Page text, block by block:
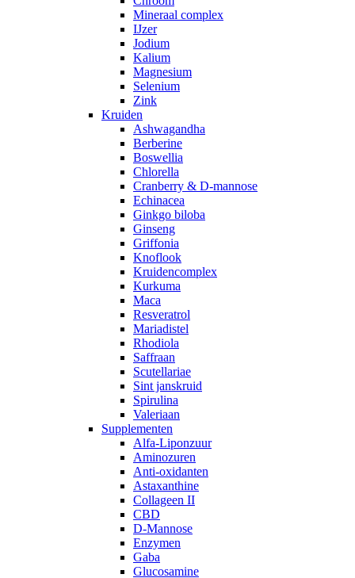
Mineraal complex
IJzer
Jodium
Kalium
Magnesium
Selenium
Zink
Kruiden
Ashwagandha
Berberine
Boswellia
Chlorella
Cranberry & D-mannose
Echinacea
Ginkgo biloba
Ginseng
Griffonia
Knoflook
Kruidencomplex
Kurkuma
Maca
Resveratrol
Mariadistel
Rhodiola
Saffraan
Scutellariae
Sint janskruid
Spirulina
Valeriaan
Supplementen
Alfa-Liponzuur
Aminozuren
Anti-oxidanten
Astaxanthine
Collageen II
CBD
D-Mannose
Enzymen
Gaba
Glucosamine